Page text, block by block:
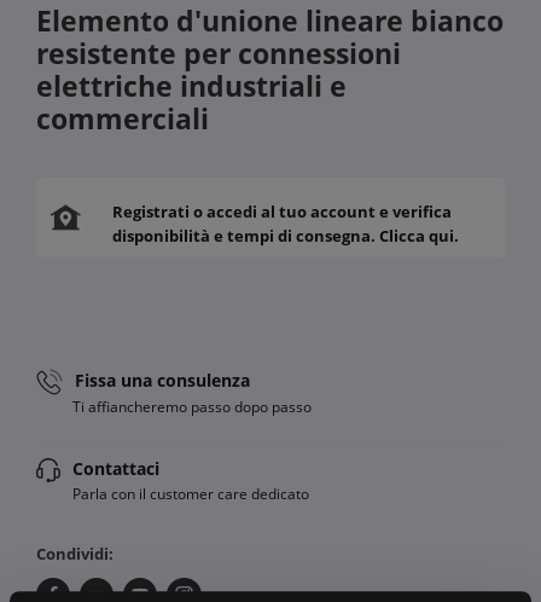
Elemento d'unione lineare bianco
resistente per connessioni
elettriche industriali e
commerciali
Registrati o accedi al tuo account e verifica
disponibilità e tempi di consegna. Clicca qui.
Fissa una consulenza
Ti affiancheremo passo dopo passo
Contattaci
Parla con il customer care dedicato
Condividi: